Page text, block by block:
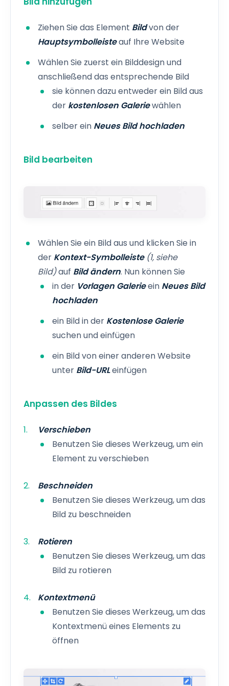
Ziehen Sie das Element Bildvon der
Hauptsymbolleisteauf Ihre Website
Wählen Sie zuerst ein Bilddesign und
anschließend das entsprechende Bild
sie können dazu entweder ein Bild aus
der kostenlosen Galeriewählen
selber ein Neues Bild hochladen
Bild bearbeiten
Wählen Sie ein Bild aus und klicken Sie in
der Kontext-Symbolleiste (1, siehe
Bild)auf Bild ändern. Nun können Sie
in der Vorlagen Galerieein Neues Bild
hochladen
ein Bild in der Kostenlose Galerie
suchen und einfügen
ein Bild von einer anderen Website
unter Bild-URLeinfügen
Anpassen des Bildes
Verschieben
Benutzen Sie dieses Werkzeug, um ein
Element zu verschieben
Beschneiden
Benutzen Sie dieses Werkzeug, um das
Bild zu beschneiden
Rotieren
Benutzen Sie dieses Werkzeug, um das
Bild zu rotieren
Kontextmenü
Benutzen Sie dieses Werkzeug, um das
Kontextmenü eines Elements zu
öffnen